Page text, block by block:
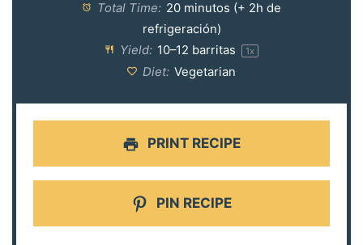
Total Time: 20 minutos (+ 2h de
refrigeración)
Yield: 10–12 barritas 1x
Diet: Vegetarian
PRINT RECIPE
PIN RECIPE